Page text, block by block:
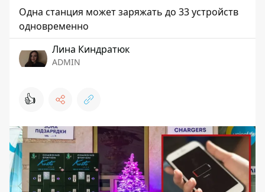
Одна станция может заряжать до 33 устройств
одновременно
Лина Киндратюк
ADMIN
👍